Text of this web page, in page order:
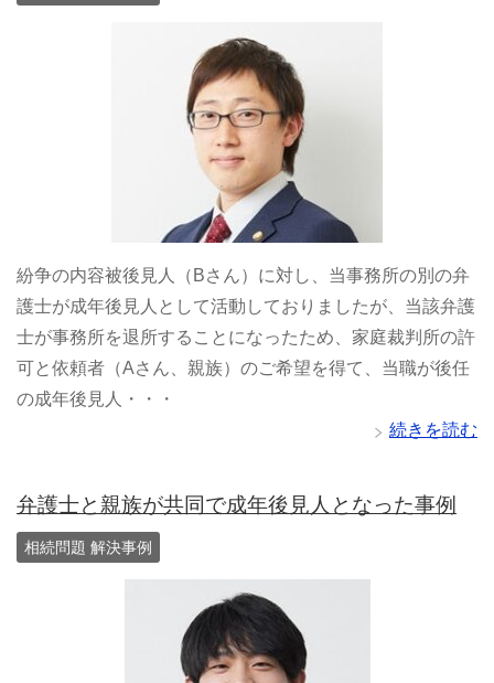
紛争の内容被後見人（Bさん）に対し、当事務所の別の弁
護士が成年後見人として活動しておりましたが、当該弁護
士が事務所を退所することになったため、家庭裁判所の許
可と依頼者（Aさん、親族）のご希望を得て、当職が後任
の成年後見人・・・
続きを読む
弁護士と親族が共同で成年後見人となった事例
相続問題 解決事例